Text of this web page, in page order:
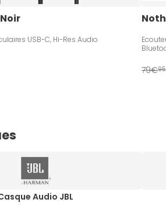
USB-C, Hi-Res Audio
79€95
Audio JBL